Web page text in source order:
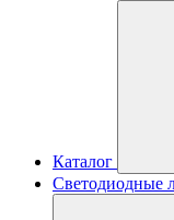
Каталог
Светодиодные